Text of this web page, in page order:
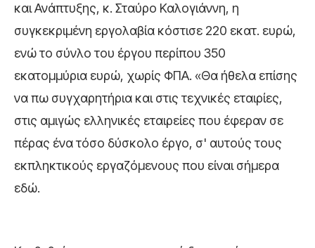
και Ανάπτυξης, κ. Σταύρο Καλογιάννη, η
συγκεκριμένη εργολαβία κόστισε 220 εκατ. ευρώ,
ενώ το σύνλο του έργου περίπου 350
εκατομμύρια ευρώ, χωρίς ΦΠΑ. «Θα ήθελα επίσης
να πω συγχαρητήρια και στις τεχνικές εταιρίες,
στις αμιγώς ελληνικές εταιρείες που έφεραν σε
πέρας ένα τόσο δύσκολο έργο, σ' αυτούς τους
εκπληκτικούς εργαζόμενους που είναι σήμερα
εδώ.